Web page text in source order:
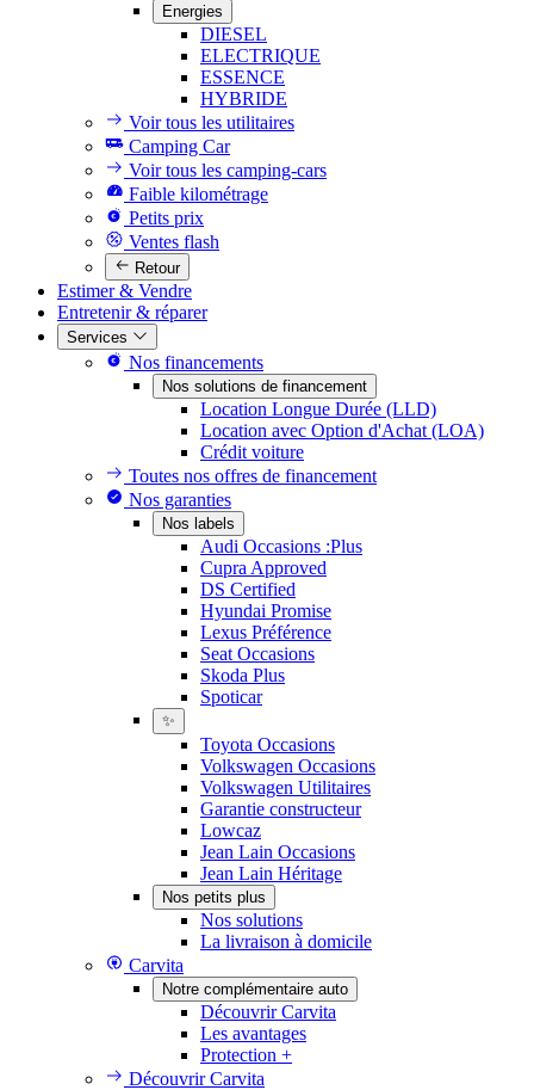
Energies
DIESEL
ELECTRIQUE
ESSENCE
HYBRIDE
Voir tous les utilitaires
Camping Car
Voir tous les camping-cars
Faible kilométrage
Petits prix
Ventes flash
Retour
Estimer & Vendre
Entretenir & réparer
Services
Nos financements
Nos solutions de financement
Location Longue Durée (LLD)
Location avec Option d'Achat (LOA)
Crédit voiture
Toutes nos offres de financement
Nos garanties
Nos labels
Audi Occasions :Plus
Cupra Approved
DS Certified
Hyundai Promise
Lexus Préférence
Seat Occasions
Skoda Plus
Spoticar
✨
Toyota Occasions
Volkswagen Occasions
Volkswagen Utilitaires
Garantie constructeur
Lowcaz
Jean Lain Occasions
Jean Lain Héritage
Nos petits plus
Nos solutions
La livraison à domicile
Carvita
Notre complémentaire auto
Découvrir Carvita
Les avantages
Protection +
Découvrir Carvita